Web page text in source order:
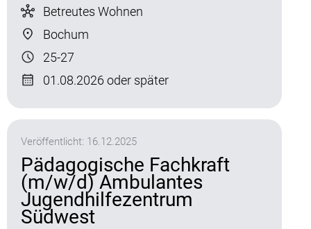
Betreutes Wohnen
Bochum
25-27
01.08.2026 oder später
Veröffentlicht: 16.12.2025
Pädagogische Fachkraft
(m/w/d) Ambulantes
Jugendhilfezentrum
Südwest